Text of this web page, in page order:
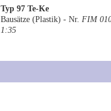
Typ 97 Te-Ke
Bausätze (Plastik) - Nr. FIM
1:35